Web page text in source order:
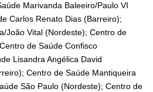
Marivanda Baleeiro/Paulo VI
Carlos Renato Dias (Barreiro);
João Vital (Nordeste); Centro de
de Saúde Confisco
Lisandra Angélica David
Centro de Saúde Mantiqueira
São Paulo (Nordeste); Centro de